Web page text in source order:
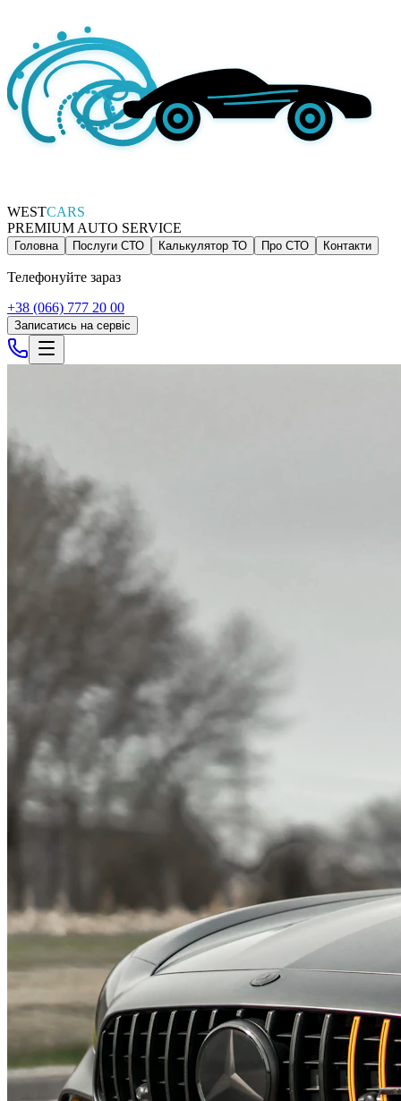
WESTCARS
PREMIUM AUTO SERVICE
Головна Послуги СТО Калькулятор ТО Про СТО Контакти
Телефонуйте зараз
+38 (066) 777 20 00
Записатись на сервіс